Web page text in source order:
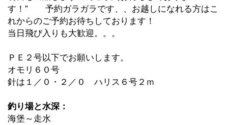
す！” 予約ガラガラです、、お越しになれる方はこ
れからのご予約お待ちしております！
当日飛び入りも大歓迎。。。
ＰＥ２号以下でお願いします。
オモリ６０号
針は１／０・２／０ ハリス６号２ｍ
釣り場と水深：
海堡～走水